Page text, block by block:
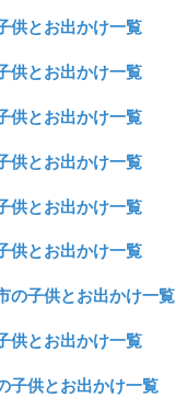
供とお出かけ一覧
供とお出かけ一覧
供とお出かけ一覧
供とお出かけ一覧
供とお出かけ一覧
供とお出かけ一覧
の子供とお出かけ一覧
供とお出かけ一覧
子供とお出かけ一覧